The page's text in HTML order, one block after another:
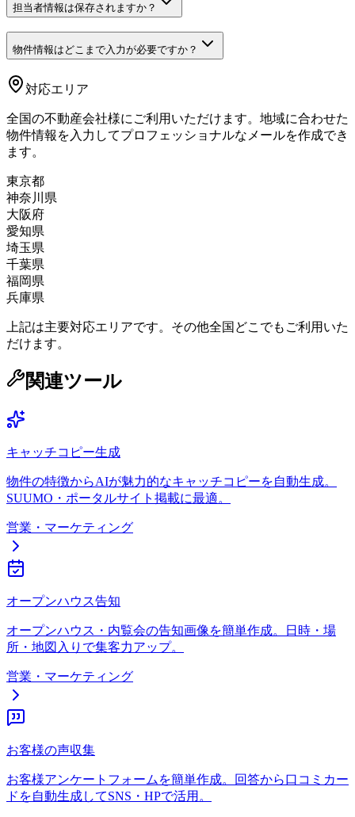
担当者情報は保存されますか？
物件情報はどこまで入力が必要ですか？
対応エリア
全国の不動産会社様にご利用いただけます。地域に合わせた
物件情報を入力してプロフェッショナルなメールを作成でき
ます。
東京都
神奈川県
大阪府
愛知県
埼玉県
千葉県
福岡県
兵庫県
上記は主要対応エリアです。その他全国どこでもご利用いた
だけます。
関連ツール
キャッチコピー生成
物件の特徴からAIが魅力的なキャッチコピーを自動生成。
SUUMO・ポータルサイト掲載に最適。
営業・マーケティング
オープンハウス告知
オープンハウス・内覧会の告知画像を簡単作成。日時・場
所・地図入りで集客力アップ。
営業・マーケティング
お客様の声収集
お客様アンケートフォームを簡単作成。回答から口コミカー
ドを自動生成してSNS・HPで活用。